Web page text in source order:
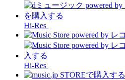
Hi-Res
Hi-Res